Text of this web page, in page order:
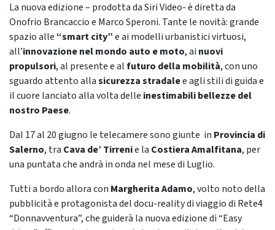
La nuova edizione – prodotta da Siri Video- è diretta da
Onofrio Brancaccio e Marco Speroni. Tante le novità: grande
spazio alle“smart city”e ai modelli urbanistici virtuosi,
all’innovazione nel mondo auto e moto, ai nuovi
propulsori, al presente e alfuturo della mobilità, con uno
sguardo attento allasicurezza stradalee agli stili di guida e
il cuore lanciato alla volta delle inestimabili bellezze del
nostro Paese.
Dal 17 al 20 giugno le telecamere sono giunte in Provincia di
Salerno, tra Cava de’ Tirrenie la Costiera Amalfitana, per
una puntata che andrà in onda nel mese di Luglio.
Tutti a bordo allora con Margherita Adamo, volto noto della
pubblicità e protagonista del docu-reality di viaggio di Rete4
“Donnavventura”, che guiderà la nuova edizione di “Easy